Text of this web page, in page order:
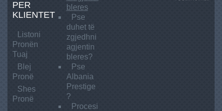
e
s
i
g
e
PER
KLIENTET
Listoni
Pronën
Tuaj
Blej
Pronë
Shes
Pronë
bleres
Pse
duhet të
zgjedhni
agjentin
bleres?
Pse
Albania
Prestige
?
Procesi